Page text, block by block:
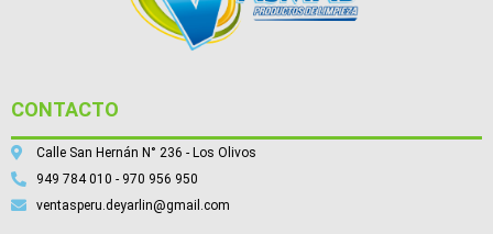
CONTACTO
Calle San Hernán N° 236 - Los Olivos
949 784 010 - 970 956 950
ventasperu.deyarlin@gmail.com